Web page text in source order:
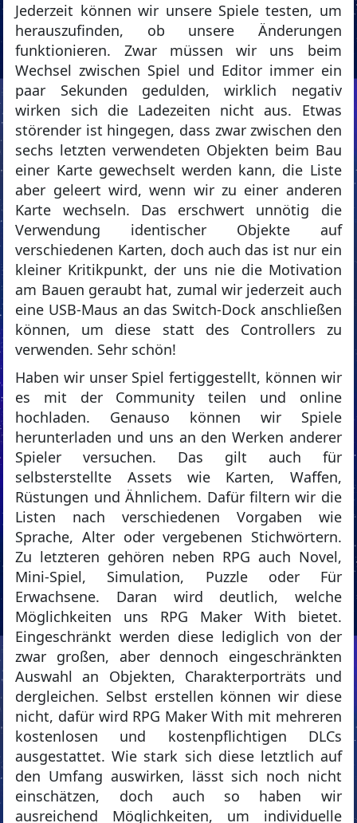
Jederzeit können wir unsere Spiele testen, um
herauszufinden, ob unsere Änderungen
funktionieren. Zwar müssen wir uns beim
Wechsel zwischen Spiel und Editor immer ein
paar Sekunden gedulden, wirklich negativ
wirken sich die Ladezeiten nicht aus. Etwas
störender ist hingegen, dass zwar zwischen den
sechs letzten verwendeten Objekten beim Bau
einer Karte gewechselt werden kann, die Liste
aber geleert wird, wenn wir zu einer anderen
Karte wechseln. Das erschwert unnötig die
Verwendung identischer Objekte auf
verschiedenen Karten, doch auch das ist nur ein
kleiner Kritikpunkt, der uns nie die Motivation
am Bauen geraubt hat, zumal wir jederzeit auch
eine USB-Maus an das Switch-Dock anschließen
können, um diese statt des Controllers zu
verwenden. Sehr schön!
Haben wir unser Spiel fertiggestellt, können wir
es mit der Community teilen und online
hochladen. Genauso können wir Spiele
herunterladen und uns an den Werken anderer
Spieler versuchen. Das gilt auch für
selbsterstellte Assets wie Karten, Waffen,
Rüstungen und Ähnlichem. Dafür filtern wir die
Listen nach verschiedenen Vorgaben wie
Sprache, Alter oder vergebenen Stichwörtern.
Zu letzteren gehören neben RPG auch Novel,
Mini-Spiel, Simulation, Puzzle oder Für
Erwachsene. Daran wird deutlich, welche
Möglichkeiten uns RPG Maker With bietet.
Eingeschränkt werden diese lediglich von der
zwar großen, aber dennoch eingeschränkten
Auswahl an Objekten, Charakterporträts und
dergleichen. Selbst erstellen können wir diese
nicht, dafür wird RPG Maker With mit mehreren
kostenlosen und kostenpflichtigen DLCs
ausgestattet. Wie stark sich diese letztlich auf
den Umfang auswirken, lässt sich noch nicht
einschätzen, doch auch so haben wir
ausreichend Möglichkeiten, um individuelle